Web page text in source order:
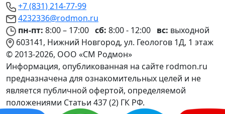
+7 (831) 214-77-99
4232336@rodmon.ru
пн-пт: 8:00 – 17:00 сб: 8:00 - 12:00 вс: выходной
603141, Нижний Новгород, ул. Геологов 1Д, 1 этаж
© 2013-2026, ООО «СМ Родмон»
Информация, опубликованная на сайте rodmon.ru
предназначена для ознакомительных целей и не
является публичной офертой, определяемой
положениями Статьи 437 (2) ГК РФ.